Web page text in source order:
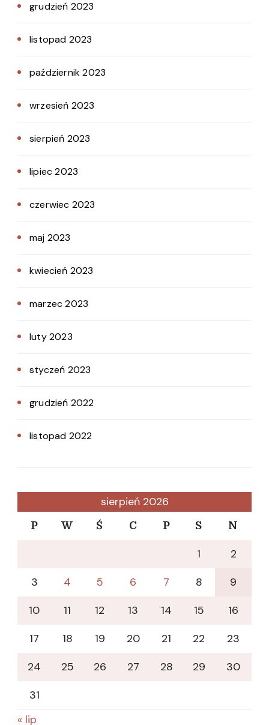
grudzień 2023
listopad 2023
październik 2023
wrzesień 2023
sierpień 2023
lipiec 2023
czerwiec 2023
maj 2023
kwiecień 2023
marzec 2023
luty 2023
styczeń 2023
grudzień 2022
listopad 2022
sierpień 2026
P W Ś C P S N
1
2
3
4 5 6 7 8
9
10
11 12 13 14 15
16
17
18 19 20 21 22
23
24
25 26 27 28 29
30
31
« lip